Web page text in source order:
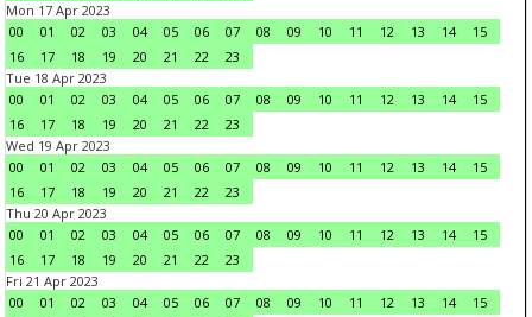
Mon 17 Apr 2023
00
01 02 03 04 05 06 07 08 09 10 11 12 13 14
15
16
17 18 19 20 21 22
23
Tue 18 Apr 2023
00
01 02 03 04 05 06 07 08 09 10 11 12 13 14
15
16
17 18 19 20 21 22
23
Wed 19 Apr 2023
00
01 02 03 04 05 06 07 08 09 10 11 12 13 14
15
16
17 18 19 20 21 22
23
Thu 20 Apr 2023
00
01 02 03 04 05 06 07 08 09 10 11 12 13 14
15
16
17 18 19 20 21 22
23
Fri 21 Apr 2023
00
01 02 03 04 05 06 07 08 09 10 11 12 13 14
15